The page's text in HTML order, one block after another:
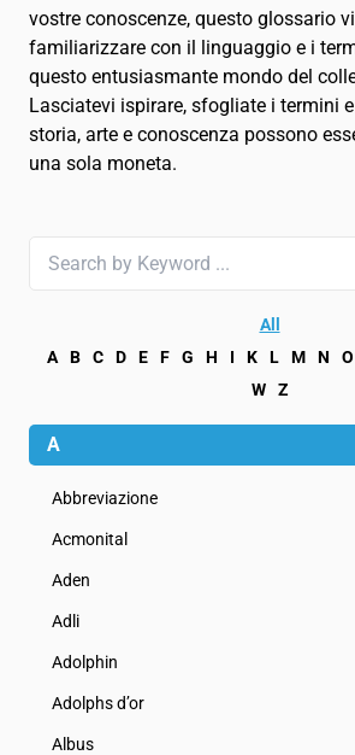
IT
English EN
Français FR
日本語 JA
Chinese
vostre conoscenze, questo glossario
familiarizzare con il linguaggio e i
questo entusiasmante mondo del
Lasciatevi ispirare, sfogliate i termini
storia, arte e conoscenza possono
una sola moneta.
All
A
B C D E F G H I K L M N O
W
Z
A
Abbreviazione
Acmonital
Aden
Adli
Adolphin
Adolphs d’or
Albus